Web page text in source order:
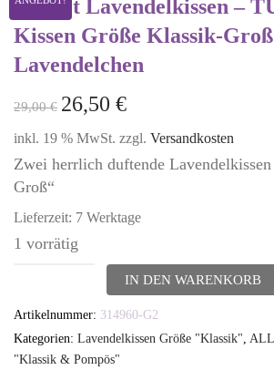
2er-Set Lavendelkissen –
Kissen Größe Klassik-
Lavendelchen
29,00€ 26,50 €
inkl. 19 % MwSt. zzgl. Versandkosten
Zwei herrlich duftende
Groß“
Lieferzeit: 7 Werktage
1 vorrätig
Lavendelkissen
-
IN DEN WARENKORB
Artikelnummer: 314960-G2
Kategorien: Lavendelkissen Größe "Klassik"
"Klassik & Pompös"